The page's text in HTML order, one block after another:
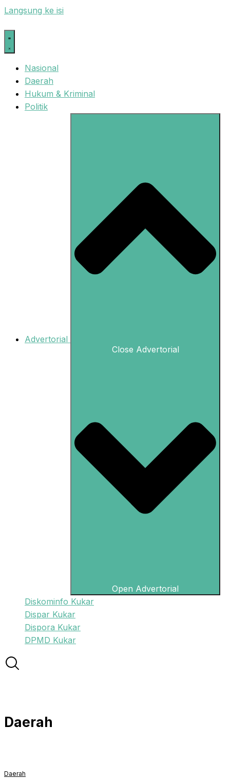
Langsung ke isi
Nasional
Daerah
Hukum & Kriminal
Politik
Advertorial
Close Advertorial
Open Advertorial
Diskominfo Kukar
Dispar Kukar
Dispora Kukar
DPMD Kukar
Daerah
Daerah